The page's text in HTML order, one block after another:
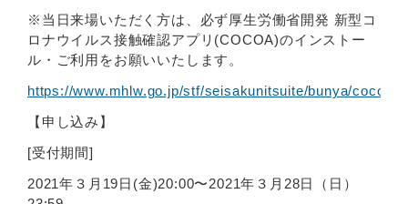
※当日来場いただく方は、必ず厚生労働省開発 新型コ
ロナウイルス接触確認アプリ(COCOA)のインストー
ル・ご利用をお願いいたします。
https://www.mhlw.go.jp/stf/seisakunitsuite/bunya/
【申し込み】
[受付期間]
2021年３月19日(金)20:00〜2021年３月28日（日）